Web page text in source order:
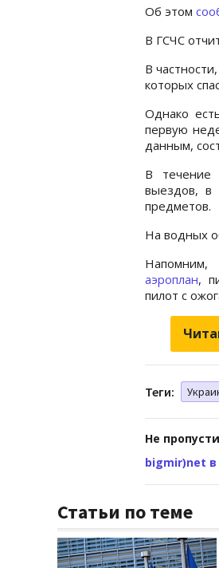
Об этом
В ГСЧС
В
которых
Однако
первую
данным,
В течение
выездов, в
предметов.
На водных
Напомним,
аэроплан,
пилот с
Теги:
Не
bigmir)net
Статьи по теме